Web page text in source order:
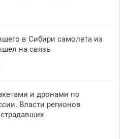
в Сибири самолета из
на связь
и дронами по
Власти регионов